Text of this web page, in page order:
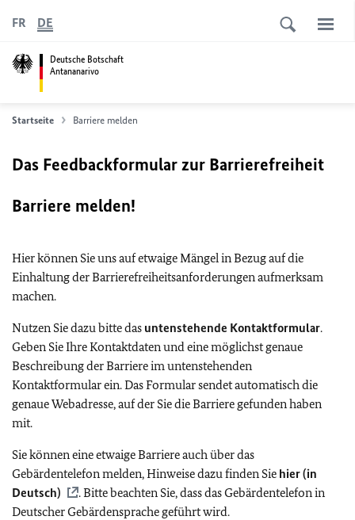
Deutsche Botschaft
Antananarivo
FR DE
Startseite Barriere melden
Das Feedbackformular zur Barrierefreiheit
Barriere melden!
Hier können Sie uns auf etwaige Mängel in Bezug auf die
Einhaltung der Barrierefreiheitsanforderungen aufmerksam
machen.
Nutzen Sie dazu bitte das untenstehende Kontaktformular.
Geben Sie Ihre Kontaktdaten und eine möglichst genaue
Beschreibung der Barriere im untenstehenden
Kontaktformular ein. Das Formular sendet automatisch die
genaue Webadresse, auf der Sie die Barriere gefunden haben
mit.
Sie können eine etwaige Barriere auch über das
Gebärdentelefon melden, Hinweise dazu finden Sie hier (in
Deutsch)
. Bitte beachten Sie, dass das Gebärdentelefon in
Deutscher Gebärdensprache geführt wird.